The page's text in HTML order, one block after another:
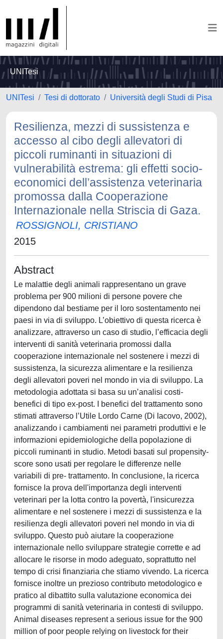
UNITesi
UNITesi Tesi di dottorato Università degli Studi di Pisa
Resilienza, mezzi di sussistenza e
accesso al cibo degli allevatori di
piccoli ruminanti in situazioni di
vulnerabilità estrema: gli effetti socio-
economici dell’assistenza veterinaria
promossa dalla Cooperazione
Internazionale nella Striscia di Gaza.
ROSSIGNOLI, CRISTIANO
2015
Abstract
Le malattie degli animali rappresentano un grave
problema per 900 milioni di persone povere che
dipendono dal bestiame per il loro sostentamento nei
paesi in via di sviluppo. L’obiettivo di questa ricerca è
analizzare, attraverso un caso di studio, l’efficacia degli
interventi di sanità veterinaria promossi dalla
cooperazione internazionale nel sostenere i mezzi di
sussistenza, la sicurezza alimentare e la resilienza
degli allevatori poveri nel mondo in via di sviluppo. La
metodologia adottata si basa su un’analisi costi-
benefici di tipo ex-post. I benefici del trattamento sono
stimati attraverso l’Utile Lordo Carne (Di Iacovo, 2002),
analizzando i cambiamenti nei parametri produttivi e le
informazioni epidemiologiche della popolazione di
piccoli ruminanti in studio. Metodi basati sul propensity-
score sono usati per regolare le differenze nelle
variabili di pre- trattamento. In conclusione, la ricerca
fornisce la prova dell'importanza degli interventi
veterinari per la lotta contro la povertà, l'insicurezza
alimentare e nel sostenere i mezzi di sussistenza e la
resilienza degli allevatori poveri nel mondo in via di
sviluppo. Questo può aiutare la cooperazione
internazionale nello sviluppare strategie corrette e ad
allocare le risorse in modo adeguato, soprattutto nel
tempo di crisi finanziaria che stiamo vivendo. La ricerca
fornisce inoltre un prezioso contributo metodologico e
pratico al dibattito sulla valutazione economica dei
programmi di sanità veterinaria in contesti di sviluppo.
Animal diseases represent a serious issue for the 900
million of poor people relying on livestock for their